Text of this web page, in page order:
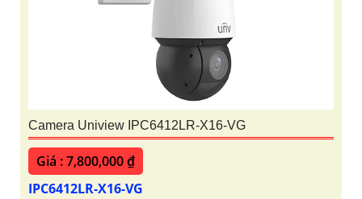
Camera Uniview IPC6412LR-X16-VG
Giá : 7,800,000 ₫
IPC6412LR-X16-VG